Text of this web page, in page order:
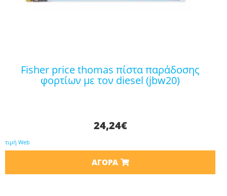
fisher price thomas πίστα παράδοσης
φορτίων με τον diesel (jbw20)
24,24€
τιμή Web
ΑΓΟΡΆ